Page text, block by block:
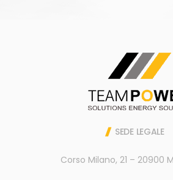
SEDE LEGALE
Corso Milano, 21 – 20900